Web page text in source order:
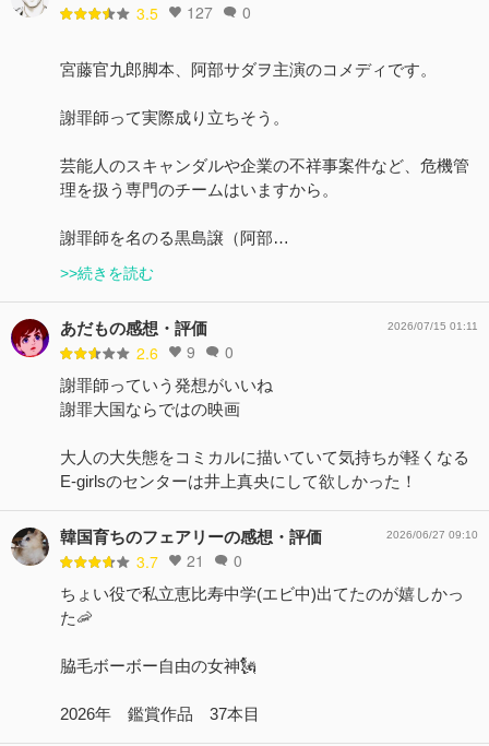
3.5 127 0
宮藤官九郎脚本、阿部サダヲ主演のコメディです。
謝罪師って実際成り立ちそう。
芸能人のスキャンダルや企業の不祥事案件など、危機管
理を扱う専門のチームはいますから。
謝罪師を名のる黒島譲（阿部…
>>続きを読む
あだもの感想・評価
2.6 9 0
2026/07/15 01:11
謝罪師っていう発想がいいね
謝罪大国ならではの映画
大人の大失態をコミカルに描いていて気持ちが軽くなる
E-girlsのセンターは井上真央にして欲しかった！
韓国育ちのフェアリーの感想・評価
3.7 21 0
2026/06/27 09:10
ちょい役で私立恵比寿中学(エビ中)出てたのが嬉しかっ
た🦐
脇毛ボーボー自由の女神🗽
2026年 鑑賞作品 37本目